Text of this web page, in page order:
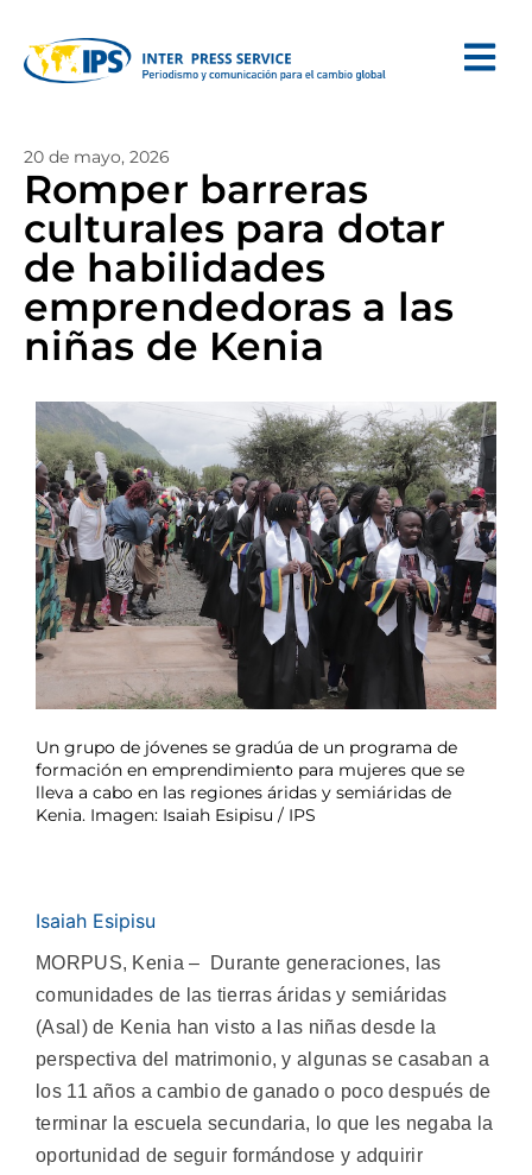
20 de mayo, 2026
Romper barreras
culturales para dotar
de habilidades
emprendedoras a las
niñas de Kenia
Un grupo de jóvenes se gradúa de un programa de
formación en emprendimiento para mujeres que se
lleva a cabo en las regiones áridas y semiáridas de
Kenia. Imagen: Isaiah Esipisu / IPS
Isaiah Esipisu
MORPUS, Kenia – Durante generaciones, las
comunidades de las tierras áridas y semiáridas
(Asal) de Kenia han visto a las niñas desde la
perspectiva del matrimonio, y algunas se casaban a
los 11 años a cambio de ganado o poco después de
terminar la escuela secundaria, lo que les negaba la
oportunidad de seguir formándose y adquirir